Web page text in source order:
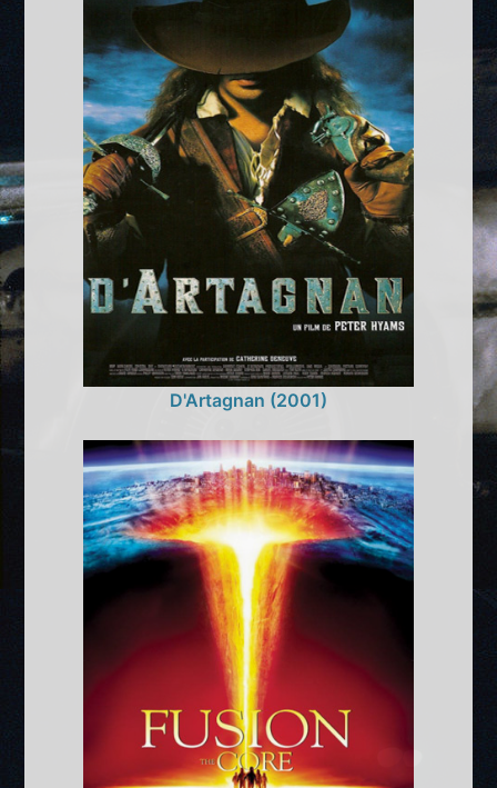
D'Artagnan (2001)